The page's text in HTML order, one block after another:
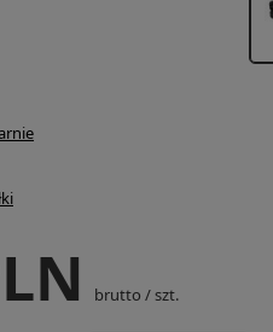
brutto /szt.